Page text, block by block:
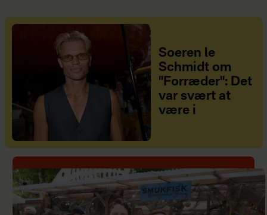
Soeren le
Schmidt om
"Forræder": Det
var svært at
være i